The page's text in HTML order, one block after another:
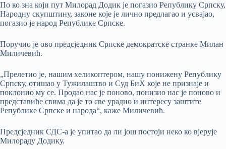
По ко зна који пут Милорад Додик је погазио Републику Српску,
Народну скупштину, законе које је лично предлагао и усвајао,
погазио је народ Републике Српске.
Поручио је ово предсједник Српске демократске странке Милан
Миличевић.
„Прелетио је, нашим хеликоптером, нашу понижену Републику
Српску, отишао у Тужилаштво и Суд БиХ које не признаје и
поклонио му се. Продао нас је поново, понизио нас је поново и
представиће свима да је то све урадио и интересу заштите
Републике Српске и народа“, каже Миличевић.
Предсједник СДС-а је упитао да ли још постоји неко ко вјерује
Милораду Додику.